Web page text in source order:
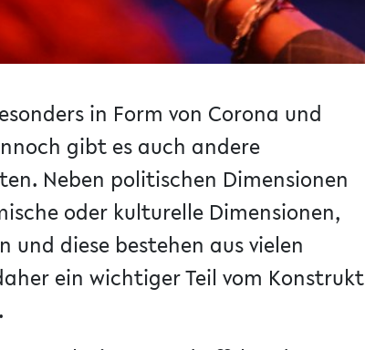
in Form von Corona und
gibt es auch andere
Neben politischen Dimensionen
oder kulturelle Dimensionen,
diese bestehen aus vielen
ein wichtiger Teil vom Konstrukt